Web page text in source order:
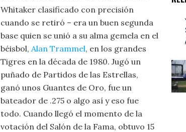
Whitaker clasificado con precisión
cuando se retiró – era un buen segunda
base quien se unió a su alma gemela en el
béisbol, Alan Trammel, en los grandes
Tigres en la década de 1980. Jugó un
puñado de Partidos de las Estrellas,
ganó unos Guantes de Oro, fue un
bateador de .275 o algo así y eso fue
todo. Cuando llegó el momento de la
votación del Salón de la Fama, obtuvo 15